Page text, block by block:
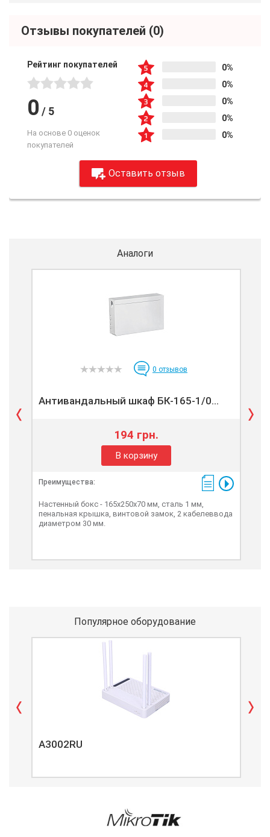
Отзывы покупателей (0)
Рейтинг покупателей
0 / 5
На основе 0 оценок
покупателей
0%
0%
0%
0%
0%
Оставить отзыв
Аналоги
0 отзывов
Антивандальный шкаф БК-165-1/0...
194 грн.
В корзину
Преимущества:
Настенный бокс - 165х250х70 мм, сталь 1 мм,
пенальная крышка, винтовой замок, 2 кабелеввода
диаметром 30 мм.
Популярное оборудование
A3002RU